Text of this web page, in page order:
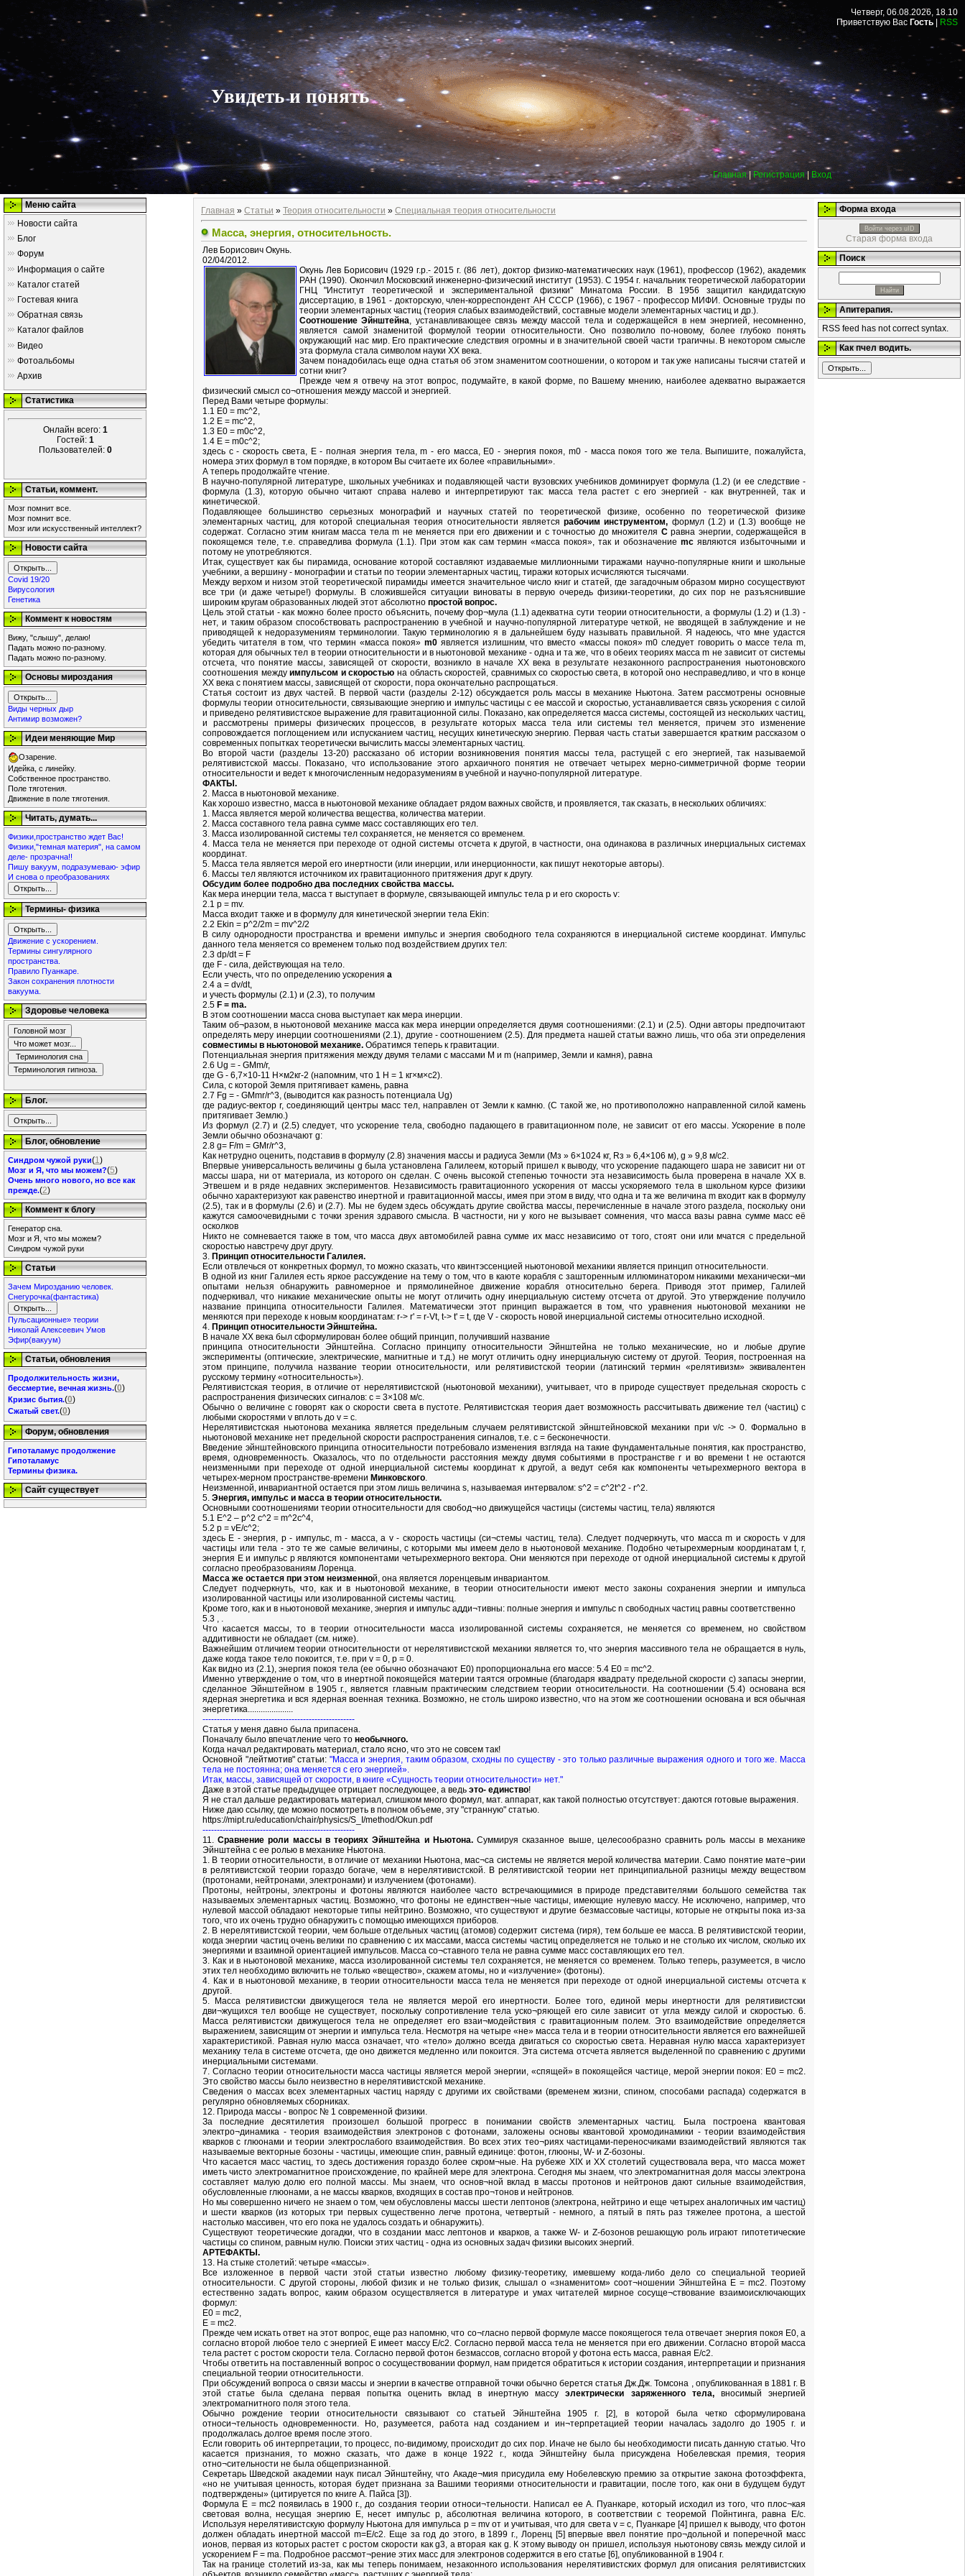
Увидеть и понять
Четверг, 06.08.2026, 18.10
Приветствую Вас Гость RSS
Главная|Регистрация| Вход
Меню сайта
Новости сайта
Блог
Форум
Информация о сайте
Каталог статей
Гостевая книга
Обратная связь
Каталог файлов
Видео
Фотоальбомы
Архив
Статистика
Онлайн всего: 1
Гостей: 1
Пользователей: 0
Статьи, коммент.
Мозг помнит все.
Мозг помнит все.
Мозг или искусственный интеллект?
Новости сайта
Covid 19/20
Вирусология
Генетика
Коммент к новостям
Вижу, "слышу", делаю!
Падать можно по-разному.
Падать можно по-разному.
Основы мироздания
Виды черных дыр
Антимир возможен?
Идеи меняющие Мир
Озарение.
Идейка, с линейку.
Собственное пространство.
Поле тяготения.
Движение в поле тяготения.
Читать, думать...
Физики,пространство ждет Вас!
Физики,"темная материя", на самом
деле- прозрачна!!
Пишу вакуум, подразумеваю- эфир
И снова о преобразованиях
Термины- физика
Движение с ускорением.
Термины сингулярного
пространства.
Правило Пуанкаре.
Закон сохранения плотности
вакуума.
Здоровье человека
Блог.
Блог, обновление
Синдром чужой руки(1)
Мозг и Я, что мы можем?(5)
Очень много нового, но все как
прежде.(2)
Коммент к блогу
Генератор сна.
Мозг и Я, что мы можем?
Синдром чужой руки
Статьи
Зачем Мирозданию человек.
Снегурочка(фантастика)
Пульсационные» теории
Николай Алексеевич Умов
Эфир(вакуум)
Статьи, обновления
Продолжительность жизни,
бессмертие, вечная жизнь.(0)
Кризис бытия.(0)
Сжатый свет.(0)
Форум, обновления
Гипоталамус продолжение
Гипоталамус
Термины физика.
Сайт существует
Главная » Статьи » Теория относительности » Специальная теория относительности
Масса, энергия, относительность.
Лев Борисович Окунь.
02/04/2012.
Окунь Лев Борисович (1929 г.р.- 2015 г. (86 лет), доктор физико-математических наук (1961), профессор (1962), академик
РАН (1990). Окончил Московский инженерно-физический институт (1953). С 1954 г. начальник теоретической лаборатории
ГНЦ "Институт теоретической и экспериментальной физики" Минатома России. В 1956 защитил кандидатскую
диссертацию, в 1961 - докторскую, член-корреспондент АН СССР (1966), с 1967 - профессор МИФИ. Основные труды по
теории элементарных частиц (теория слабых взаимодействий, составные модели элементарных частиц и др.).
Соотношение Эйнштейна, устанавливающее связь между массой тела и содержащейся в нем энергией, несомненно,
является самой знаменитой формулой теории относительности. Оно позволило по-новому, более глубоко понять
окружающий нас мир. Его практические следствия огромны и в значительной своей части трагичны. В некотором смысле
эта формула стала символом науки XX века.
Зачем понадобилась еще одна статья об этом знаменитом соотношении, о котором и так уже написаны тысячи статей и
сотни книг?
Прежде чем я отвечу на этот вопрос, подумайте, в какой форме, по Вашему мнению, наиболее адекватно выражается
физический смысл со¬отношения между массой и энергией.
Перед Вами четыре формулы:
1.1 Е0 = mс^2,
1.2 Е = mс^2,
1.3 Е0 = m0с^2,
1.4 Е = m0с^2;
здесь с - скорость света, Е - полная энергия тела, m - его масса, Е0 - энергия покоя, m0 - масса покоя того же тела. Выпишите, пожалуйста,
номера этих формул в том порядке, в котором Вы считаете их более «правильными».
А теперь продолжайте чтение.
В научно-популярной литературе, школьных учебниках и подавляющей части вузовских учебников доминирует формула (1.2) (и ее следствие -
формула (1.3), которую обычно читают справа налево и интерпретируют так: масса тела растет с его энергией - как внутренней, так и
кинетической.
Подавляющее большинство серьезных монографий и научных статей по теоретической физике, особенно по теоретической физике
элементарных частиц, для которой специальная теория относительности являетсярабочим инструментом, формул (1.2) и (1.3) вообще не
содержат. Согласно этим книгам масса тела m не меняется при его движении и с точностью до множителя Cравна энергии, содержащейся в
покоящемся теле, т.е. справедлива формула (1.1). При этом как сам термин «масса покоя», так и обозначениеmс являются избыточными и
потому не употребляются.
Итак, существует как бы пирамида, основание которой составляют издаваемые миллионными тиражами научно-популярные книги и школьные
учебники, а вершину - монографии и статьи по теории элементарных частиц, тиражи которых исчисляются тысячами.
Между верхом и низом этой теоретической пирамиды имеется значительное число книг и статей, где загадочным образом мирно сосуществуют
все три (и даже четыре!) формулы. В сложившейся ситуации виноваты в первую очередь физики-теоретики, до сих пор не разъяснившие
широким кругам образованных людей этот абсолютно простой вопрос.
Цель этой статьи - как можно более просто объяснить, почему фор¬мула (1.1) адекватна сути теории относительности, а формулы (1.2) и (1.3) -
нет, и таким образом способствовать распространению в учебной и научно-популярной литературе четкой, не вводящей в заблуждение и не
приводящей к недоразумениям терминологии. Такую терминологию я в дальнейшем буду называть правильной. Я надеюсь, что мне удастся
убедить читателя в том, что термин «масса покоя»m0 является излишним, что вместо «массы покоя» m0 следует говорить о массе тела m,
которая для обычных тел в теории относительности и в ньютоновой механике - одна и та же, что в обеих теориях масса m не зависит от системы
отсчета, что понятие массы, зависящей от скорости, возникло в начале XX века в результате незаконного распространения ньютоновского
соотношения междуимпульсом и скоростью на область скоростей, сравнимых со скоростью света, в которой оно несправедливо, и что в конце
XX века с понятием массы, зависящей от скорости, пора окончательно распрощаться.
Статья состоит из двух частей. В первой части (разделы 2-12) обсуждается роль массы в механике Ньютона. Затем рассмотрены основные
формулы теории относительности, связывающие энергию и импульс частицы с ее массой и скоростью, устанавливается связь ускорения с силой
и приведено релятивистское выражение для гравитационной силы. Показано, как определяется масса системы, состоящей из нескольких частиц,
и рассмотрены примеры физических процессов, в результате которых масса тела или системы тел меняется, причем это изменение
сопровождается поглощением или испусканием частиц, несущих кинетическую энергию. Первая часть статьи завершается кратким рассказом о
современных попытках теоретически вычислить массы элементарных частиц.
Во второй части (разделы 13-20) рассказано об истории возникновения понятия массы тела, растущей с его энергией, так называемой
релятивистской массы. Показано, что использование этого архаичного понятия не отвечает четырех мерно-симметричной форме теории
относительности и ведет к многочисленным недоразумениям в учебной и научно-популярной литературе.
ФАКТЫ.
2. Масса в ньютоновой механике.
Как хорошо известно, масса в ньютоновой механике обладает рядом важных свойств, и проявляется, так сказать, в нескольких обличиях:
1. Масса является мерой количества вещества, количества материи.
2. Масса составного тела равна сумме масс составляющих его тел.
3. Масса изолированной системы тел сохраняется, не меняется со временем.
4. Масса тела не меняется при переходе от одной системы отсчета к другой, в частности, она одинакова в различных инерциальных системах
координат.
5. Масса тела является мерой его инертности (или инерции, или инерционности, как пишут некоторые авторы).
6. Массы тел являются источником их гравитационного притяжения друг к другу.
Обсудим более подробно два последних свойства массы.
Как мера инерции тела, масса т выступает в формуле, связывающей импульс тела р и его скорость v:
2.1 p = mv.
Масса входит также и в формулу для кинетической энергии тела Еkin:
2.2 Ekin = p^2/2m = mv^2/2
В силу однородности пространства и времени импульс и энергия свободного тела сохраняются в инерциальной системе координат. Импульс
данного тела меняется со временем только под воздействием других тел:
2.3 dp/dt = F
где F - сила, действующая на тело.
Если учесть, что по определению ускорения а
2.4 a = dv/dt,
и учесть формулы (2.1) и (2.3), то получим
2.5 F = mа.
В этом соотношении масса снова выступает как мера инерции.
Таким об¬разом, в ньютоновой механике масса как мера инерции определяется двумя соотношениями: (2.1) и (2.5). Одни авторы предпочитают
определять меру инерции соотношениями (2.1), другие - соотношением (2.5). Для предмета нашей статьи важно лишь, что оба эти определения
совместимы в ньютоновой механике. Обратимся теперь к гравитации.
Потенциальная энергия притяжения между двумя телами с массами М и m (например, Земли и камня), равна
2.6 Ug = - GMm/r,
где G - 6,7×10-11 Н×м2кг-2 (напомним, что 1 Н = 1 кг×м×с2).
Сила, с которой Земля притягивает камень, равна
2.7 Fg = - GMmr/r^3, (выводится как разность потенциала Ug)
где радиус-вектор r, соединяющий центры масс тел, направлен от Земли к камню. (С такой же, но противоположно направленной силой камень
притягивает Землю.)
Из формул (2.7) и (2.5) следует, что ускорение тела, свободно падающего в гравитационном поле, не зависит от его массы. Ускорение в поле
Земли обычно обозначают g:
2.8 g= F/m = GMr/r^3,
Как нетрудно оценить, подставив в формулу (2.8) значения массы и радиуса Земли (Мз » 6×1024 кг, Rз » 6,4×106 м), g » 9,8 м/с2.
Впервые универсальность величины g была установлена Галилеем, который пришел к выводу, что ускорение падающего шара не зависит ни от
массы шара, ни от материала, из которого он сделан. С очень высокой степенью точности эта независимость была проверена в начале XX в.
Этвешем и в ряде недавних экспериментов. Независимость гравитационного ускорения от массы ускоряемого тела в школьном курсе физики
обычно характеризуют как равенство инертной и гравитационной массы, имея при этом в виду, что одна и та же величина m входит как в формулу
(2.5), так и в формулы (2.6) и (2.7). Мы не будем здесь обсуждать другие свойства массы, перечисленные в начале этого раздела, поскольку они
кажутся самоочевидными с точки зрения здравого смысла. В частности, ни у кого не вызывает сомнения, что масса вазы равна сумме масс её
осколков
Никто не сомневается также в том, что масса двух автомобилей равна сумме их масс независимо от того, стоят они или мчатся с предельной
скоростью навстречу друг другу.
3. Принцип относительности Галилея.
Если отвлечься от конкретных формул, то можно сказать, что квинтэссенцией ньютоновой механики является принцип относительности.
В одной из книг Галилея есть яркое рассуждение на тему о том, что в каюте корабля с зашторенным иллюминатором никакими механически¬ми
опытами нельзя обнаружить равномерное и прямолинейное движение корабля относительно берега. Приводя этот пример, Галилей
подчеркивал, что никакие механические опыты не могут отличить одну инерциальную систему отсчета от другой. Это утверждение получило
название принципа относительности Галилея. Математически этот принцип выражается в том, что уравнения ньютоновой механики не
меняются при переходе к новым координатам: r-> r' = r-Vt, t-> t' = t, где V - скорость новой инерциальной системы относительно исходной.
4. Принцип относительности Эйнштейна.
В начале XX века был сформулирован более общий принцип, получивший название
принципа относительности Эйнштейна. Согласно принципу относительности Эйнштейна не только механические, но и любые другие
эксперименты (оптические, электрические, магнитные и т.д.) не могут отличить одну инерциальную систему от другой. Теория, построенная на
этом принципе, получила название теории относительности, или релятивистской теории (латинский термин «релятивизм» эквивалентен
русскому термину «относительность»).
Релятивистская теория, в отличие от нерелятивистской (ньютоновой механики), учитывает, что в природе существует предельная скорость с
распространения физических сигналов: с = 3×108 м/с.
Обычно о величине с говорят как о скорости света в пустоте. Релятивистская теория дает возможность рассчитывать движение тел (частиц) с
любыми скоростями v вплоть до v = с.
Нерелятивистская ньютонова механика является предельным случаем релятивистской эйнштейновской механики при v/с -> 0. Формально в
ньютоновой механике нет предельной скорости распространения сигналов, т.е. с = бесконечности.
Введение эйнштейновского принципа относительности потребовало изменения взгляда на такие фундаментальные понятия, как пространство,
время, одновременность. Оказалось, что по отдельности расстояния между двумя событиями в пространстве r и во времени t не остаются
неизменными при переходе от одной инерциальной системы координат к другой, а ведут себя как компоненты четырехмерного вектора в
четырех-мерном пространстве-времени Минковского.
Неизменной, инвариантной остается при этом лишь величина s, называемая интервалом: s^2 = с^2t^2 - r^2.
5. Энергия, импульс и масса в теории относительности.
Основными соотношениями теории относительности для свобод¬но движущейся частицы (системы частиц, тела) являются
5.1 Е^2 – р^2 с^2 = m^2c^4,
5.2 р = vE/c^2;
здесь E - энергия, р - импульс, m - масса, а v - скорость частицы (си¬стемы частиц, тела). Следует подчеркнуть, что масса m и скорость v для
частицы или тела - это те же самые величины, с которыми мы имеем дело в ньютоновой механике. Подобно четырехмерным координатам t, r,
энергия Е и импульс р являются компонентами четырехмерного вектора. Они меняются при переходе от одной инерциальной системы к другой
согласно преобразованиям Лоренца.
Масса же остается при этом неизменной, она является лоренцевым инвариантом.
Следует подчеркнуть, что, как и в ньютоновой механике, в теории относительности имеют место законы сохранения энергии и импульса
изолированной частицы или изолированной системы частиц.
Кроме того, как и в ньютоновой механике, энергия и импульс адди¬тивны: полные энергия и импульс n свободных частиц равны соответственно
5.3 , .
Что касается массы, то в теории относительности масса изолированной системы сохраняется, не меняется со временем, но свойством
аддитивности не обладает (см. ниже).
Важнейшим отличием теории относительности от нерелятивистской механики является то, что энергия массивного тела не обращается в нуль,
даже когда такое тело покоится, т.е. при v = 0, р = 0.
Как видно из (2.1), энергия покоя тела (ее обычно обозначают Е0) пропорциональна его массе: 5.4 Е0 = mс^2.
Именно утверждение о том, что в инертной покоящейся материи таятся огромные (благодаря квадрату предельной скорости с) запасы энергии,
сделанное Эйнштейном в 1905 г., является главным практическим следствием теории относительности. На соотношении (5.4) основана вся
ядерная энергетика и вся ядерная военная техника. Возможно, не столь широко известно, что на этом же соотношении основана и вся обычная
энергетика.....................
-----------------------------------------------------
Статья у меня давно была припасена.
Поначалу было впечатление чего то необычного.
Когда начал редактировать материал, стало ясно, что это не совсем так!
Основной "лейтмотив" статьи: "Масса и энергия, таким образом, сходны по существу - это только различные выражения одного и того же. Масса
тела не постоянна; она меняется с его энергией».
Итак, массы, зависящей от скорости, в книге «Сущность теории относительности» нет."
Даже в этой статье предыдущее отрицает последующее, а ведь это- единство!
Я не стал дальше редактировать материал, слишком много формул, мат. аппарат, как такой полностью отсутствует: даются готовые выражения.
Ниже даю ссылку, где можно посмотреть в полном объеме, эту "странную" статью.
https://mipt.ru/education/chair/physics/S_I/method/Okun.pdf
-----------------------------------------------------
11.Сравнение роли массы в теориях Эйнштейна и Ньютона.Суммируя сказанное выше, целесообразно сравнить роль массы в механике
Эйнштейна с ее ролью в механике Ньютона.
1. В теории относительности, в отличие от механики Ньютона, мас¬са системы не является мерой количества материи. Само понятие мате¬рии
в релятивистской теории гораздо богаче, чем в нерелятивистской. В релятивистской теории нет принципиальной разницы между веществом
(протонами, нейтронами, электронами) и излучением (фотонами).
Протоны, нейтроны, электроны и фотоны являются наиболее часто встречающимися в природе представителями большого семейства так
называемых элементарных частиц. Возможно, что фотоны не единствен¬ные частицы, имеющие нулевую массу. Не исключено, например, что
нулевой массой обладают некоторые типы нейтрино. Возможно, что существуют и другие безмассовые частицы, которые не открыты пока из-за
того, что их очень трудно обнаружить с помощью имеющихся приборов.
2. В нерелятивистской теории, чем больше отдельных частиц (атомов) содержит система (гиря), тем больше ее масса. В релятивистской теории,
когда энергии частиц очень велики по сравнению с их массами, масса системы частиц определяется не только и не столько их числом, сколько их
энергиями и взаимной ориентацией импульсов. Масса со¬ставного тела не равна сумме масс составляющих его тел.
3. Как и в ньютоновой механике, масса изолированной системы тел сохраняется, не меняется со временем. Только теперь, разумеется, в число
этих тел необходимо включить не только «вещество», скажем атомы, но и «излучение» (фотоны).
4. Как и в ньютоновой механике, в теории относительности масса тела не меняется при переходе от одной инерциальной системы отсчета к
другой.
5. Масса релятивистски движущегося тела не является мерой его инертности. Более того, единой меры инертности для релятивистски
дви¬жущихся тел вообще не существует, поскольку сопротивление тела уско¬ряющей его силе зависит от угла между силой и скоростью. 6.
Масса релятивистски движущегося тела не определяет его взаи¬модействия с гравитационным полем. Это взаимодействие определяется
выражением, зависящим от энергии и импульса тела. Несмотря на четыре «не» масса тела и в теории относительности является его важнейшей
характеристикой. Равная нулю масса означает, что «тело» должно всегда двигаться со скоростью света. Неравная нулю масса характеризует
механику тела в системе отсчета, где оно движется медленно или покоится. Эта система отсчета является выделенной по сравнению с другими
инерциальными системами.
7. Согласно теории относительности масса частицы является мерой энергии, «спящей» в покоящейся частице, мерой энергии покоя: Е0 = mс2.
Это свойство массы было неизвестно в нерелятивистской механике.
Сведения о массах всех элементарных частиц наряду с другими их свойствами (временем жизни, спином, способами распада) содержатся в
регулярно обновляемых сборниках.
12. Природа массы - вопрос № 1 современной физики.
За последние десятилетия произошел большой прогресс в понимании свойств элементарных частиц. Была построена квантовая
электро¬динамика - теория взаимодействия электронов с фотонами, заложены основы квантовой хромодинамики - теории взаимодействия
кварков с глюонами и теории электрослабого взаимодействия. Во всех этих тео¬риях частицами-переносчиками взаимодействий являются так
называемые векторные бозоны - частицы, имеющие спин, равный единице: фотон, глюоны, W- и Z-бозоны.
Что касается масс частиц, то здесь достижения гораздо более скром¬ные. На рубеже XIX и XX столетий существовала вера, что масса может
иметь чисто электромагнитное происхождение, по крайней мере для электрона. Сегодня мы знаем, что электромагнитная доля массы электрона
составляет малую долю его полной массы. Мы знаем, что основ¬ной вклад в массы протонов и нейтронов дают сильные взаимодействия,
обусловленные глюонами, а не массы кварков, входящих в состав про¬тонов и нейтронов.
Но мы совершенно ничего не знаем о том, чем обусловлены массы шести лептонов (электрона, нейтрино и еще четырех аналогичных им частиц)
и шести кварков (из которых три первых существенно легче протона, четвертый - немного, а пятый в пять раз тяжелее протона, а шестой
настолько массивен, что его пока не удалось создать и обнаружить).
Существуют теоретические догадки, что в создании масс лептонов и кварков, а также W- и Z-бозонов решающую роль играют гипотетические
частицы со спином, равным нулю. Поиски этих частиц - одна из основных задач физики высоких энергий.
АРТЕФАКТЫ.
13. На стыке столетий: четыре «массы».
Все изложенное в первой части этой статьи известно любому физику-теоретику, имевшему когда-либо дело со специальной теорией
относительности. С другой стороны, любой физик и не только физик, слышал о «знаменитом» соот¬ношении Эйнштейна Е = mс2. Поэтому
естественно задать вопрос, каким образом осуществляется в литературе и умах читателей мирное сосуще¬ствование взаимоисключающих
формул:
Е0 = mс2,
Е = mс2.
Прежде чем искать ответ на этот вопрос, еще раз напомню, что со¬гласно первой формуле массе покоящегося тела отвечает энергия покоя Е0, а
согласно второй любое тело с энергией Е имеет массу Е/с2. Согласно первой масса тела не меняется при его движении. Согласно второй масса
тела растет с ростом скорости тела. Согласно первой фотон безмассов, согласно второй у фотона есть масса, равная Е/с2.
Чтобы ответить на поставленный вопрос о сосуществовании формул, нам придется обратиться к истории создания, интерпретации и признания
специальной теории относительности.
При обсуждений вопроса о связи массы и энергии в качестве отправной точки обычно берется статья Дж.Дж. Томсона , опубликованная в 1881 г. В
этой статье была сделана первая попытка оценить вклад в инертную массуэлектрически заряженного тела,вносимый энергией
электромагнитного поля этого тела.
Обычно рождение теории относительности связывают со статьей Эйнштейна 1905 г. [2], в которой была четко сформулирована
относи¬тельность одновременности. Но, разумеется, работа над созданием и ин¬терпретацией теории началась задолго до 1905 г. и
продолжалась долгое время после этого.
Если говорить об интерпретации, то процесс, по-видимому, происходит до сих пор. Иначе не было бы необходимости писать данную статью. Что
касается признания, то можно сказать, что даже в конце 1922 г., когда Эйнштейну была присуждена Нобелевская премия, теория
отно¬сительности не была общепризнанной.
Секретарь Шведской академии наук писал Эйнштейну, что Акаде¬мия присудила ему Нобелевскую премию за открытие закона фотоэффекта,
«но не учитывая ценность, которая будет признана за Вашими теориями относительности и гравитации, после того, как они в будущем будут
подтверждены» (цитируется по книге А. Пайса [3]).
Формула Е = mс2 появилась в 1900 г., до создания теории относи¬тельности. Написал ее А. Пуанкаре, который исходил из того, что плос¬кая
световая волна, несущая энергию Е, несет импульс р, абсолютная величина которого, в соответствии с теоремой Пойнтинга, равна Е/с.
Используя нерелятивистскую формулу Ньютона для импульса р = mv от и учитывая, что для света v = с, Пуанкаре [4] пришел к выводу, что фотон
должен обладать инертной массой m=Е/с2. Еще за год до этого, в 1899 г., Лоренц [5] впервые ввел понятие про¬дольной и поперечной масс
ионов, первая из которых растет с ростом скорости как g3, а вторая как g. К этому выводу он пришел, используя ньютонову связь между силой и
ускорением F = mа. Подробное рассмот¬рение этих масс для электронов содержится в его статье [6], опубликованной в 1904 г.
Так на границе столетий из-за, как мы теперь понимаем, незаконного использования нерелятивистских формул для описания релятивистских
Форма входа
Войти через uID
Старая форма входа
Поиск
Апитерапия.
RSS feed has not correct syntax.
Как пчел водить.